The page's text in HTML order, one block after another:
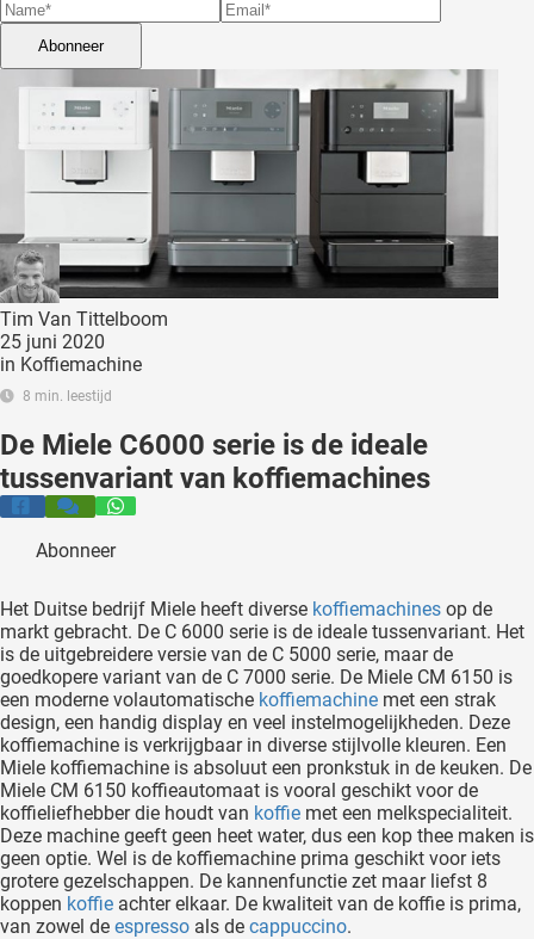
Abonneer
Tim Van Tittelboom
25 juni 2020
in Koffiemachine
8 min. leestijd
De Miele C6000 serie is de ideale
tussenvariant van koffiemachines
Abonneer
Het Duitse bedrijf Miele heeft diverse koffiemachines op de
markt gebracht. De C 6000 serie is de ideale tussenvariant. Het
is de uitgebreidere versie van de C 5000 serie, maar de
goedkopere variant van de C 7000 serie. De Miele CM 6150 is
een moderne volautomatische koffiemachine met een strak
design, een handig display en veel instelmogelijkheden. Deze
koffiemachine is verkrijgbaar in diverse stijlvolle kleuren. Een
Miele koffiemachine is absoluut een pronkstuk in de keuken. De
Miele CM 6150 koffieautomaat is vooral geschikt voor de
koffieliefhebber die houdt van koffie met een melkspecialiteit.
Deze machine geeft geen heet water, dus een kop thee maken is
geen optie. Wel is de koffiemachine prima geschikt voor iets
grotere gezelschappen. De kannenfunctie zet maar liefst 8
koppen koffie achter elkaar. De kwaliteit van de koffie is prima,
van zowel de espresso als de cappuccino.
kan de
niet
om
te
over
van
op
te
Hierdoor
website-